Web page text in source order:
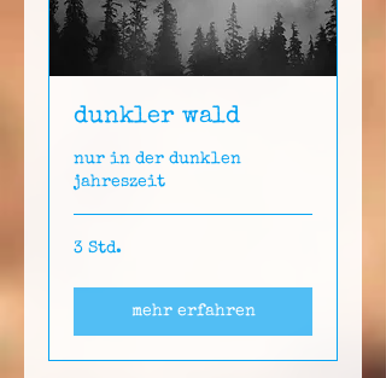
dunkler wald
nur in der dunklen
jahreszeit
3 Std.
mehr erfahren